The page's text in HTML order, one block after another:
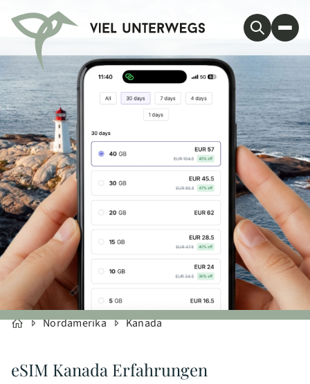
Nordamerika Kanada
eSIM Kanada Erfahrungen